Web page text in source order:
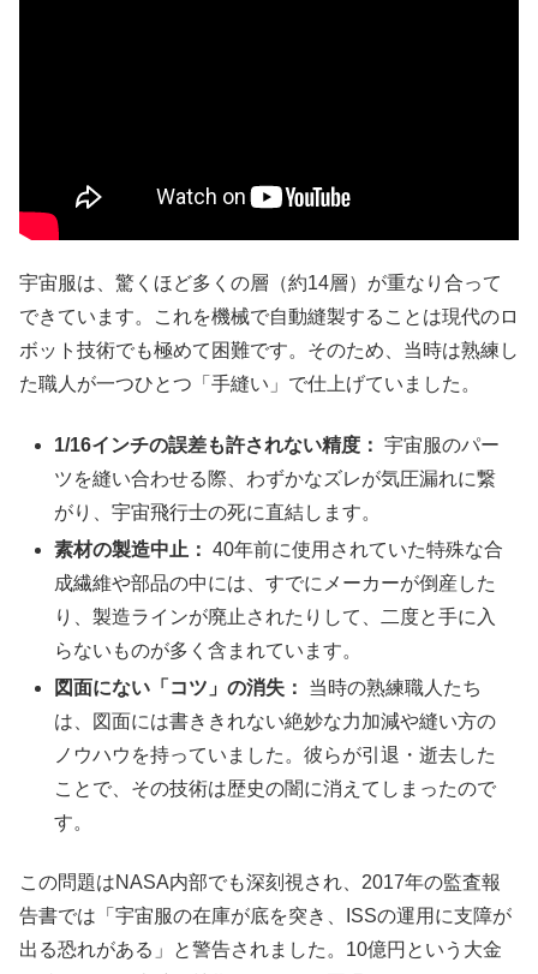
宇宙服は、驚くほど多くの層（約14層）が重なり合って
できています。これを機械で自動縫製することは現代のロ
ボット技術でも極めて困難です。そのため、当時は熟練し
た職人が一つひとつ「手縫い」で仕上げていました。
1/16インチの誤差も許されない精度： 宇宙服のパー
ツを縫い合わせる際、わずかなズレが気圧漏れに繋
がり、宇宙飛行士の死に直結します。
素材の製造中止： 40年前に使用されていた特殊な合
成繊維や部品の中には、すでにメーカーが倒産した
り、製造ラインが廃止されたりして、二度と手に入
らないものが多く含まれています。
図面にない「コツ」の消失：
当時の熟練職人たち
は、図面には書ききれない絶妙な力加減や縫い方の
ノウハウを持っていました。彼らが引退・逝去した
ことで、その技術は歴史の闇に消えてしまったので
す。
この問題はNASA内部でも深刻視され、2017年の監査報
告書では「宇宙服の在庫が底を突き、ISSの運用に支障が
出る恐れがある」と警告されました。10億円という大金